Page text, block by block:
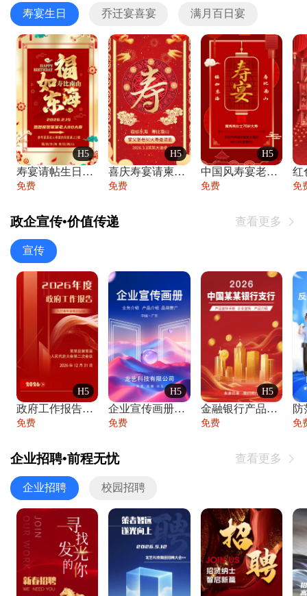
寿宴生日 乔迁宴喜宴 满月百日宴
H5
寿宴请帖生日宴邀请函老人寿星生日快乐祝寿
免费
H5
喜庆寿宴请柬老人生日宴会邀请函请柬过大寿
免费
H5
中国风寿宴老人生日宴会邀请函寿宴请帖请柬
免费 免
政企宣传•价值传递 查看更多 
宣传
H5
政府工作报告政府年终工作总结
免费
H5
企业宣传画册公司简介产品介绍业务宣传手册
免费
H5
金融银行产品宣传手册企业宣传产品介绍
免费
防
免
企业招聘•前程无忧 查看更多 
企业招聘 校园招聘